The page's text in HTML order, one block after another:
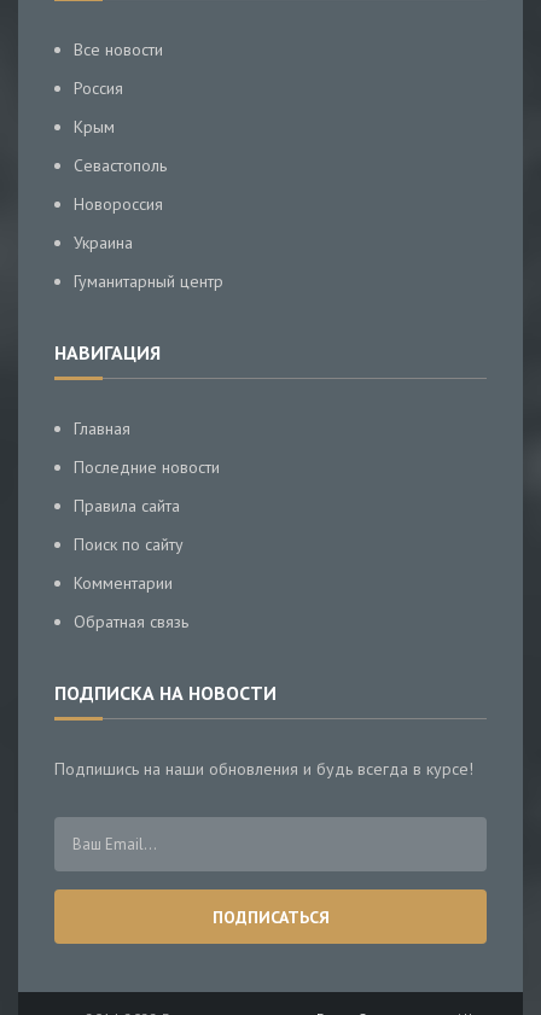
Все новости
Россия
Крым
Севастополь
Новороссия
Украина
Гуманитарный центр
НАВИГАЦИЯ
Главная
Последние новости
Правила сайта
Поиск по сайту
Комментарии
Обратная связь
ПОДПИСКА НА НОВОСТИ
Подпишись на наши обновления и будь всегда в курсе!